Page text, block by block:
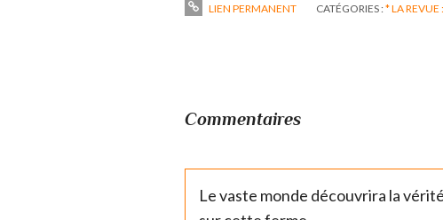
LIEN PERMANENT CATÉGORIES :* LA REVUE
Commentaires
Le vaste monde découvrira la vérité